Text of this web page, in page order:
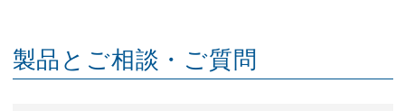
製品とご相談・ご質問